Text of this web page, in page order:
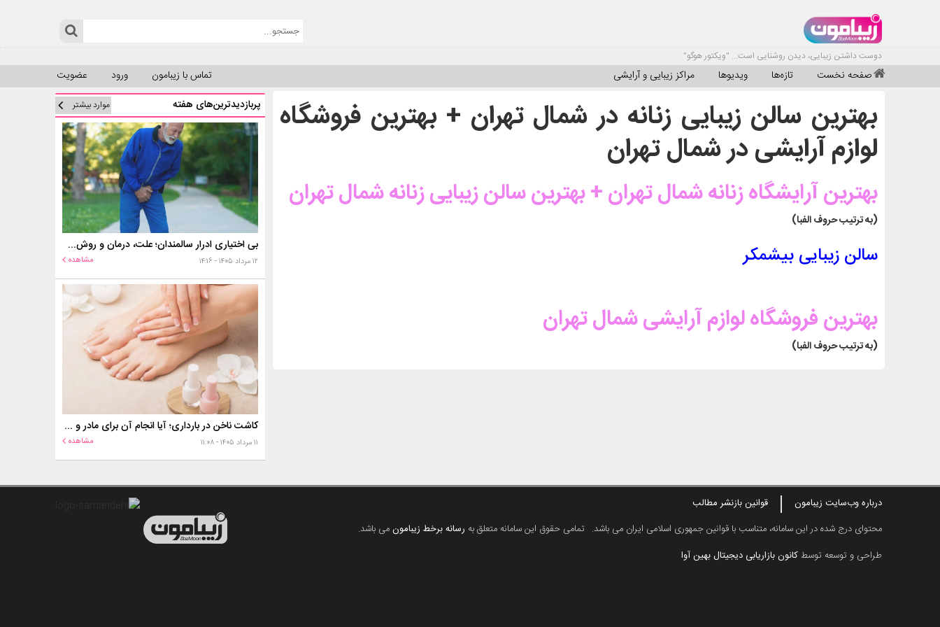
دوست داشتن زیبایی، دیدن روشنایی است... "ویکتور هوگو"
صفحه نخست تازه‌ها ویدیوها مراکز زیبایی و آرایشی عضویت ورود تماس با زیبامون
بهترین سالن زیبایی زنانه در شمال تهران + بهترین فروشگاه
لوازم آرایشی در شمال تهران
بهترین آرایشگاه زنانه شمال تهران + بهترین سالن زیبایی زنانه شمال تهران
(به ترتیب حروف الفبا)
سالن زیبایی بیشمکر
بهترین فروشگاه لوازم آرایشی شمال تهران
(به ترتیب حروف الفبا)
پربازدیدترین‌های هفته موارد بیشتر
بی اختیاری ادرار سالمندان؛ علت، درمان و روش‌های کنترل در منزل
۱۲ مرداد ۱۴۰۵ - ۱۴:۱۶ مشاهده
کاشت ناخن در بارداری؛ آیا انجام آن برای مادر و جنین خطر دارد؟
۱۱ مرداد ۱۴۰۵ - ۱۱:۰۸ مشاهده
درباره وب‌سایت زیبامون
قوانین بازنشر مطالب
محتوای درج شده در این سامانه، متناسب با قوانین جمهوری اسلامی ایران می باشد. تمامی حقوق این سامانه متعلق به رسانه برخط زیبامونمی باشد.
طراحی و توسعه توسطکانون بازاریابی دیجیتال بهین آوا